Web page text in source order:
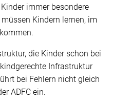
immer besondere
Kindern lernen, im
die Kinder schon bei
Infrastruktur
bei Fehlern nicht gleich
ADFC ein.